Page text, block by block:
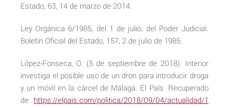
Estado, 63, 14 de marzo de 2014.
Ley Orgánica 6/1985, del 1 de julio, del Poder Judicial.
Boletín Oficial del Estado, 157, 2 de julio de 1985.
López-Fonseca, O. (5 de septiembre de 2018). Interior
investiga el posible uso de un dron para introducir droga
y un móvil en la cárcel de Málaga. El País. Recuperado
de https://elpais.com/politica/2018/09/04/actualidad/1